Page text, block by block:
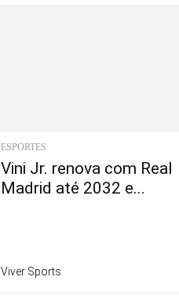
ESPORTES
Vini Jr. renova com Real
Madrid até 2032 e...
Viver Sports